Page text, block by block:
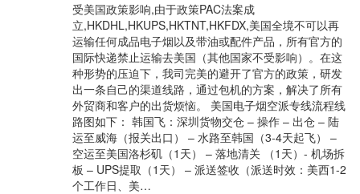
受美国政策影响,由于政策PAC法案成
立,HKDHL,HKUPS,HKTNT,HKFDX,美国全境不可以再
运输任何成品电子烟以及带油或配件产品，所有官方的
国际快递禁止运输去美国（其他国家不受影响）。在这
种形势的压迫下，我司完美的避开了官方的政策，研发
出一条自己的渠道线路，通过包机的方案，解决了所有
外贸商和客户的出货烦恼。 美国电子烟空派专线流程线
路图如下： 韩国飞：深圳货物交仓 – 操作 – 出仓 – 陆
运至威海（报关出口） – 水路至韩国（3-4天起飞） –
空运至美国洛杉矶（1天） – 落地清关 （1天）- 机场拆
板 – UPS提取（1天） – 派送签收（派送时效：美西1-2
个工作日、美…